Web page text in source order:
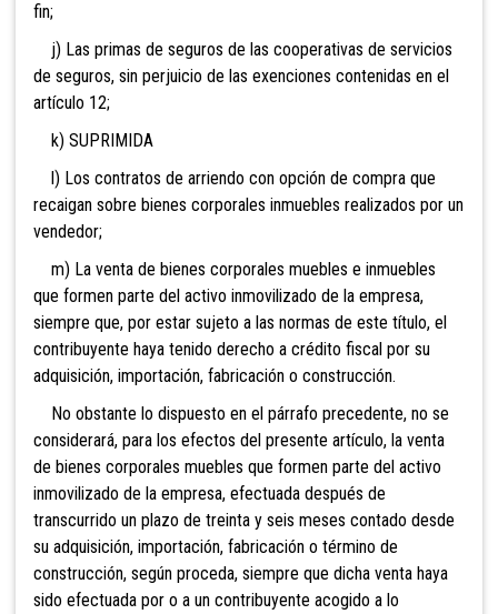
fin;
j) Las primas de seguros de las cooperativas de servicios
de seguros, sin perjuicio de las exenciones contenidas en el
artículo 12;
k) SUPRIMIDA
l) Los contratos de arriendo con opción de compra que
recaigan sobre bienes corporales inmuebles realizados por un
vendedor;
m) La venta de bienes corporales muebles e inmuebles
que formen parte del activo inmovilizado de la empresa,
siempre que, por estar sujeto a las normas de este título, el
contribuyente haya tenido derecho a crédito fiscal por su
adquisición, importación, fabricación o construcción.
No obstante lo dispuesto en el párrafo precedente, no se
considerará, para los efectos del presente artículo, la venta
de bienes corporales muebles que formen parte del activo
inmovilizado de la empresa, efectuada después de
transcurrido un plazo de treinta y seis meses contado desde
su adquisición, importación, fabricación o término de
construcción, según proceda, siempre que dicha venta haya
sido efectuada por o a un contribuyente acogido a lo